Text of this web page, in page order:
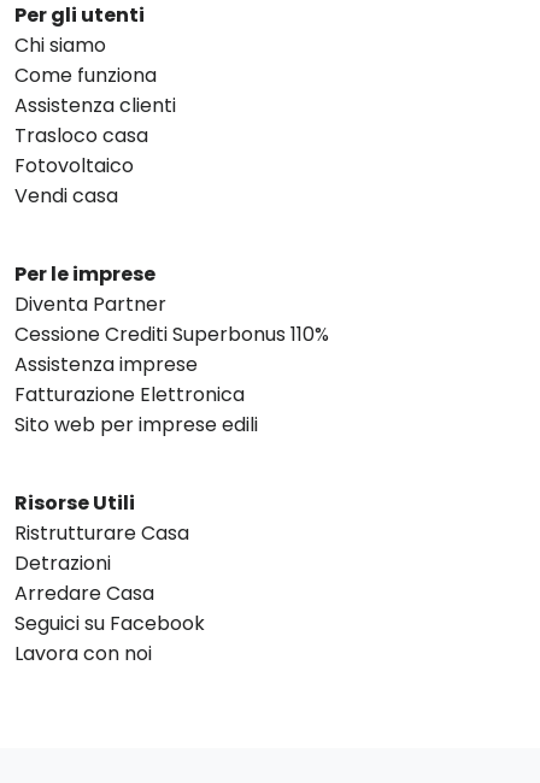
Per gli utenti
Chi siamo
Come funziona
Assistenza clienti
Trasloco casa
Fotovoltaico
Vendi casa
Per le imprese
Diventa Partner
Cessione Crediti Superbonus 110%
Assistenza imprese
Fatturazione Elettronica
Sito web per imprese edili
Risorse Utili
Ristrutturare Casa
Detrazioni
Arredare Casa
Seguici su Facebook
Lavora con noi